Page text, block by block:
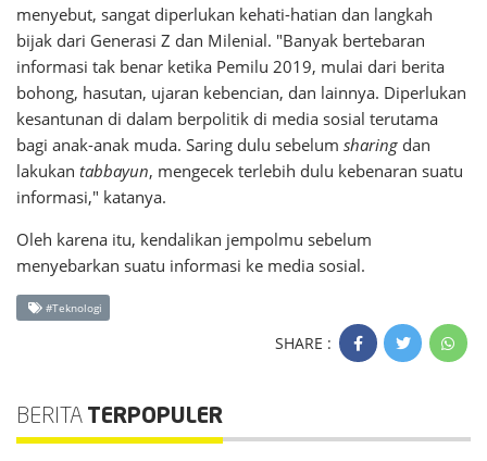
menyebut, sangat diperlukan kehati-hatian dan langkah
bijak dari Generasi Z dan Milenial. "Banyak bertebaran
informasi tak benar ketika Pemilu 2019, mulai dari berita
bohong, hasutan, ujaran kebencian, dan lainnya. Diperlukan
kesantunan di dalam berpolitik di media sosial terutama
bagi anak-anak muda. Saring dulu sebelum sharing dan
lakukan tabbayun, mengecek terlebih dulu kebenaran suatu
informasi," katanya.
Oleh karena itu, kendalikan jempolmu sebelum
menyebarkan suatu informasi ke media sosial.
#Teknologi
SHARE :
BERITA TERPOPULER